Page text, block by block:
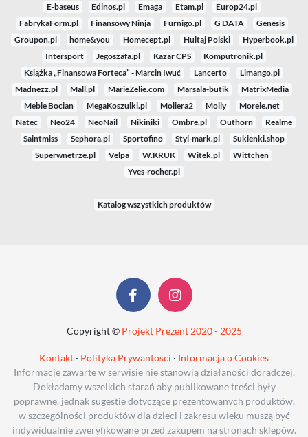
E-baseus
Edinos.pl Emaga Etam.pl
Europ24.pl
FabrykaForm.pl
Finansowy Ninja Furnigo.pl G DATA
Genesis
Groupon.pl
home&you Homecept.pl Hultaj Polski
Hyperbook.pl
Intersport
Jegoszafa.pl Kazar CPS
Komputronik.pl
Książka „Finansowa Forteca” - Marcin Iwuć
Lancerto
Limango.pl
Madnezz.pl
Mall.pl MarieZelie.com Marsala-butik
MatrixMedia
Meble Bocian
MegaKoszulki.pl Moliera2 Molly
Morele.net
Natec
Neo24 NeoNail Nikiniki Ombre.pl Outhorn
Realme
Saintmiss
Sephora.pl Sportofino Styl-mark.pl
Sukienki.shop
Superwnetrze.pl
Velpa W.KRUK Witek.pl
Wittchen
Yves-rocher.pl
Katalog wszystkich produktów
Copyright © Projekt Prezent 2020 - 2025
Kontakt · Polityka Prywantości · Informacja o Cookies
Informacje zawarte w serwisie nie stanowią działaności doradczej.
Dokładamy wszelkich starań aby publikowane treści były
poprawne, jednak sugestie dotyczące prezentowanych produktów,
w szczególności produktów dla dzieci i zakresu wieku muszą być
indywidualnie zweryfikowane przed zakupem na stronach sklepów.